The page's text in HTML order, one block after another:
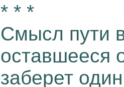
* * *
Смысл пути
оставшееся
заберет